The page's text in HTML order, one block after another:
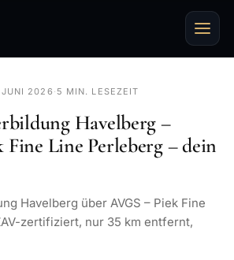
2026 · 5 MIN. LESEZEIT
Havelberg –
Fine Line Perleberg – dein
Havelberg über AVGS – Piek Fine
zertifiziert, nur 35 km entfernt,